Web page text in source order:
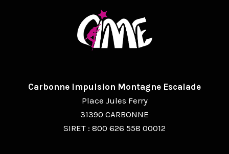
Carbonne Impulsion Montagne Escalade
Place Jules Ferry
31390 CARBONNE
SIRET : 800 626 558 00012